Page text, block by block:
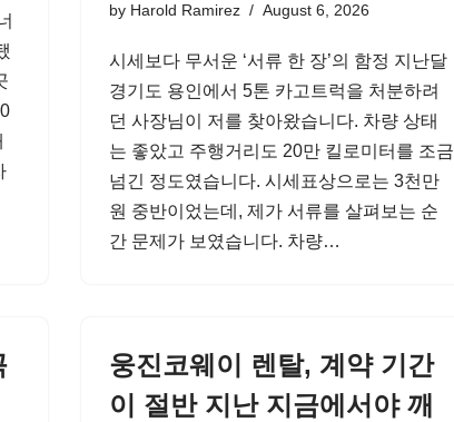
by Harold Ramirez August 6, 2026
시세보다 무서운 ‘서류 한 장’의 함정 지난달
경기도 용인에서 5톤 카고트럭을 처분하려
던 사장님이 저를 찾아왔습니다. 차량 상태
는 좋았고 주행거리도 20만 킬로미터를 조금
넘긴 정도였습니다. 시세표상으로는 3천만
원 중반이었는데, 제가 서류를 살펴보는 순
간 문제가 보였습니다. 차량…
웅진코웨이 렌탈, 계약 기간
이 절반 지난 지금에서야 깨